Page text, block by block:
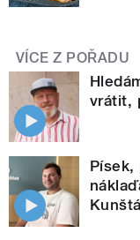
VÍCE Z POŘADU
vrátit,
Písek,